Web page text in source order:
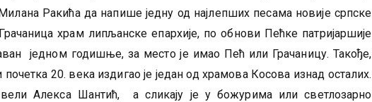
Ракића да напише једну од најлепших песама новије српске
храм липљанске епархије, по обнови Пећке патријаршије
једном годишње, за место је имао Пећ или Грачаницу. Такође,
почетка 20. века издигао је један од храмова Косова изнад осталих.
Алекса Шантић, а сликају је у божурима или светлозарно